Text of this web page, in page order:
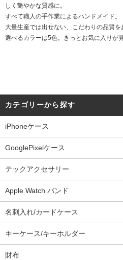
しく艶やかな質感に。
すべて職人の手作業によるハンドメイド。
大量生産では出せない、こだわりの品質を
選べるカラーは5色。きっとお気に入りが
カテゴリーから探す
iPhoneケース
GooglePixelケース
テックアクセサリー
Apple Watch バンド
名刺入れ/カードケース
キーケース/キーホルダー
財布